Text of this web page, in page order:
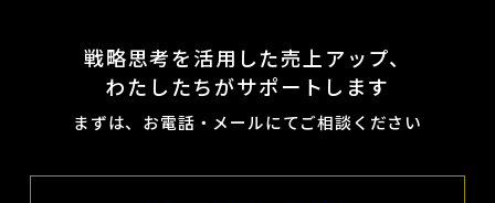
戦略思考を活用した売上アップ、
わたしたちがサポートします
まずは、お電話・メールにてご相談ください